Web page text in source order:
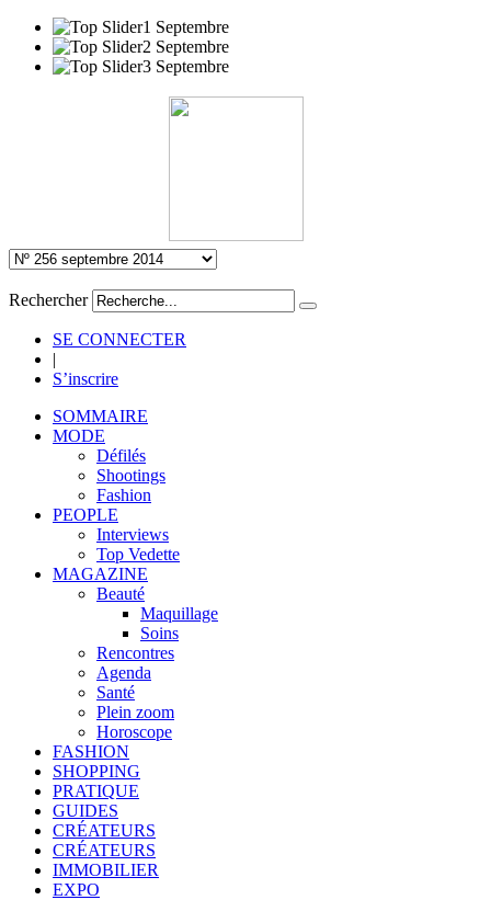
Rechercher
SE CONNECTER
|
S’inscrire
SOMMAIRE
MODE
Défilés
Shootings
Fashion
PEOPLE
Interviews
Top Vedette
MAGAZINE
Beauté
Maquillage
Soins
Rencontres
Agenda
Santé
Plein zoom
Horoscope
FASHION
SHOPPING
PRATIQUE
GUIDES
CRÉATEURS
CRÉATEURS
IMMOBILIER
EXPO